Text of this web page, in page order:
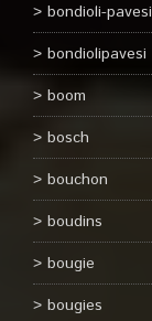
bondioli-pavesi
bondiolipavesi
boom
bosch
bouchon
boudins
bougie
bougies